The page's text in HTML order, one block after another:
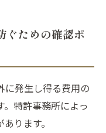
ぐための確認ポ
に発生し得る費用の
特許事務所によっ
ります。